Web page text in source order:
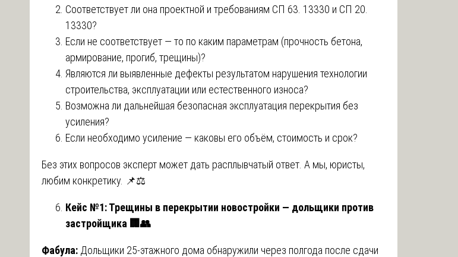
Соответствует ли она проектной и требованиям СП 63. 13330 и СП 20.
13330?
Если не соответствует — то по каким параметрам (прочность бетона,
армирование, прогиб, трещины)?
Являются ли выявленные дефекты результатом нарушения технологии
строительства, эксплуатации или естественного износа?
Возможна ли дальнейшая безопасная эксплуатация перекрытия без
усиления?
Если необходимо усиление — каковы его объём, стоимость и срок?
Без этих вопросов эксперт может дать расплывчатый ответ. А мы, юристы,
любим конкретику. 📌⚖️
Кейс №1: Трещины в перекрытии новостройки — дольщики против
застройщика 🏢👥
Фабула: Дольщики 25-этажного дома обнаружили через полгода после сдачи